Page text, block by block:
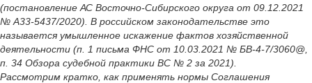
(постановление АС Восточно-Сибирского округа от 09.12.2021
№ А33-5437/2020). В российском законодательстве это
называется умышленное искажение фактов хозяйственной
деятельности (п. 1 письма ФНС от 10.03.2021 № БВ-4-7/3060@,
п. 34 Обзора судебной практики ВС № 2 за 2021).
Рассмотрим кратко, как применять нормы Соглашения